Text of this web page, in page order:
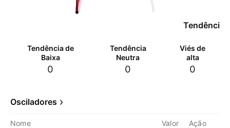
Tendência
Tendência de
Baixa
0
Tendência
Neutra
0
Viés de
alta
0
Osciladores
Nome Valor Ação